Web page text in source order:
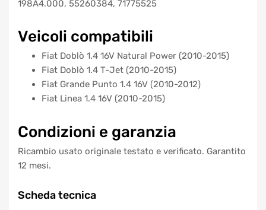
198A4.000, 55260384, 71775525
Veicoli compatibili
Fiat Doblò 1.4 16V Natural Power (2010-2015)
Fiat Doblò 1.4 T-Jet (2010-2015)
Fiat Grande Punto 1.4 16V (2010-2012)
Fiat Linea 1.4 16V (2010-2015)
Condizioni e garanzia
Ricambio usato originale testato e verificato. Garantito
12 mesi.
Scheda tecnica